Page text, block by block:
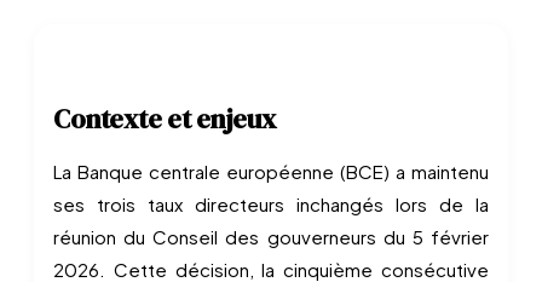
Contexte et enjeux
La Banque centrale européenne (BCE) a maintenu
ses trois taux directeurs inchangés lors de la
réunion du Conseil des gouverneurs du 5 février
2026. Cette décision, la cinquième consécutive